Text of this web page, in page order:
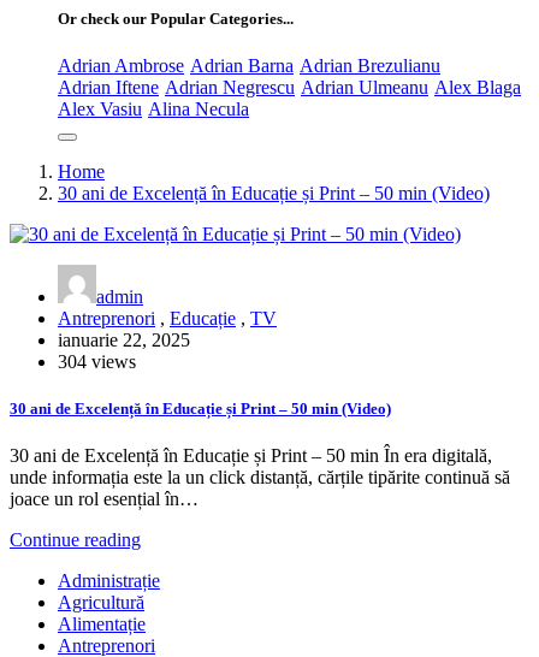
Or check our Popular Categories...
Adrian Ambrose Adrian Barna Adrian Brezulianu
Adrian Iftene Adrian Negrescu Adrian Ulmeanu Alex Blaga
Alex Vasiu Alina Necula
Home
30 ani de Excelență în Educație și Print – 50 min (Video)
admin
Antreprenori , Educație , TV
ianuarie 22, 2025
304 views
30 ani de Excelență în Educație și Print – 50 min (Video)
30 ani de Excelență în Educație și Print – 50 min În era digitală,
unde informația este la un click distanță, cărțile tipărite continuă să
joace un rol esențial în…
Continue reading
Administrație
Agricultură
Alimentație
Antreprenori